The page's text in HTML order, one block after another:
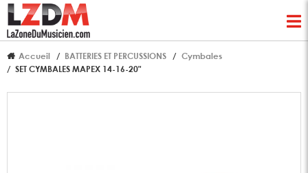
Accueil BATTERIES ET PERCUSSIONS
Cymbales
SET CYMBALES MAPEX 14-16-20"